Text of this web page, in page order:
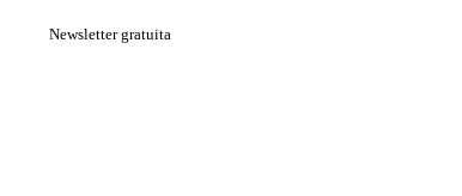
Newsletter gratuita